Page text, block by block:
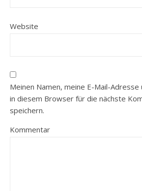
Website
Meinen Namen, meine E-Mail-
in diesem Browser für die nächste
speichern.
Kommentar